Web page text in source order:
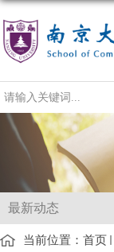
最新动态
当前位置： 首页